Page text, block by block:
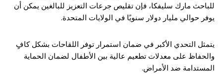
للباحث مارك سليفكا، فإن تقليص جرعات التعزيز للبالغين يمكن أن
يوفر حوالي مليار دولار سنويًا في الولايات المتحدة.
يتمثل التحدي الأكبر في ضمان استمرار توفر اللقاحات بشكل كافٍ
والحفاظ على معدلات تطعيم عالية بين الأطفال لضمان الحماية
المستدامة ضد الأمراض.